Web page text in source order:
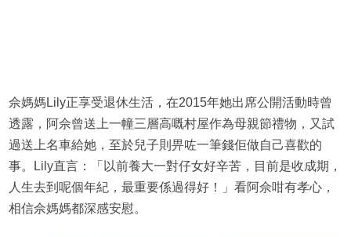
佘媽媽Lily正享受退休生活，在2015年她出席公開活動時曾
透露，阿佘曾送上一幢三層高嘅村屋作為母親節禮物，又試
過送上名車給她，至於兒子則畀咗一筆錢佢做自己喜歡的
事。Lily直言：「以前養大一對仔女好辛苦，目前是收成期，
人生去到呢個年紀，最重要係過得好！」看阿佘咁有孝心，
相信佘媽媽都深感安慰。